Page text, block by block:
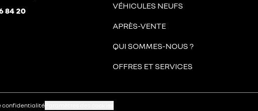
84 20
VÉHICULES NEUFS
APRÈS-VENTE
QUI SOMMES-NOUS ?
OFFRES ET SERVICES
confidentialité